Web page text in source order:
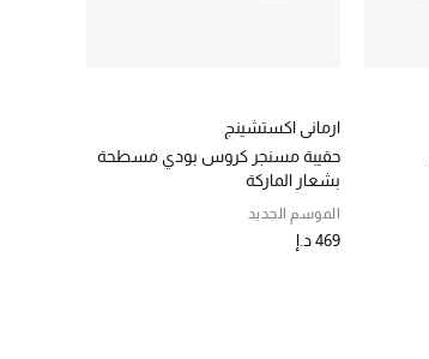
ارماني اكستشينج
حقيبة مسنجر كروس بودي مسطحة
بشعار الماركة
الموسم الجديد
469 د.إ